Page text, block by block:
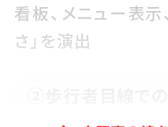
看板、メニュー表示
さ」を演出